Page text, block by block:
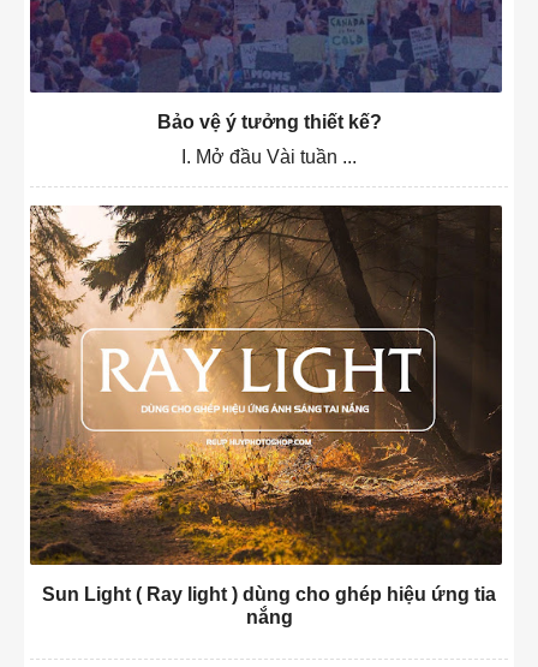
Bảo vệ ý tưởng thiết kế?
I. Mở đầu Vài tuần ...
Sun Light ( Ray light ) dùng cho ghép hiệu ứng tia
nắng